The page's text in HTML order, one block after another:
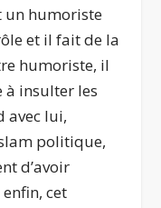
un humoriste
et il fait de la
humoriste, il
à insulter les
avec lui,
politique,
d’avoir
cet